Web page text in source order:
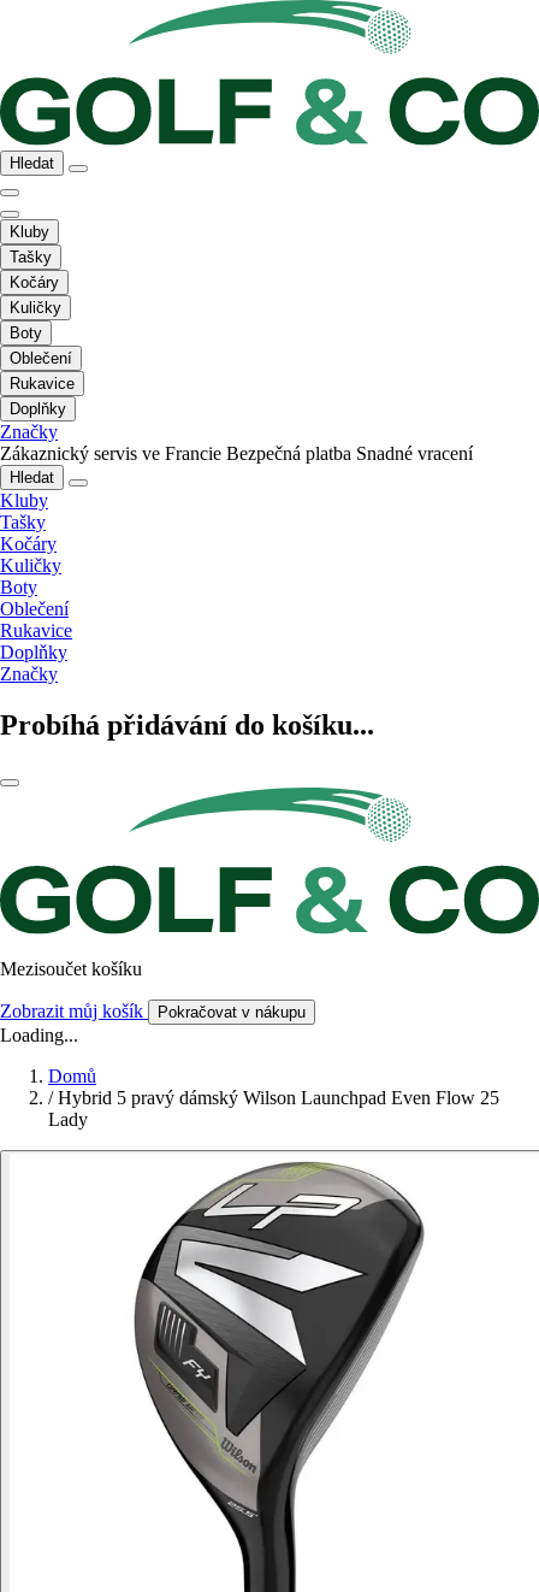
Hledat
Kluby
Tašky
Kočáry
Kuličky
Boty
Oblečení
Rukavice
Doplňky
Značky
Zákaznický servis ve Francie Bezpečná platba Snadné vracení
Hledat
Kluby
Tašky
Kočáry
Kuličky
Boty
Oblečení
Rukavice
Doplňky
Značky
Probíhá přidávání do košíku...
Mezisoučet košíku
Zobrazit můj košík Pokračovat v nákupu
Loading...
Domů
/ Hybrid 5 pravý dámský Wilson Launchpad Even Flow 25
Lady